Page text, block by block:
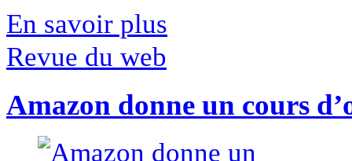
En savoir plus
Revue du web
Amazon donne un cours